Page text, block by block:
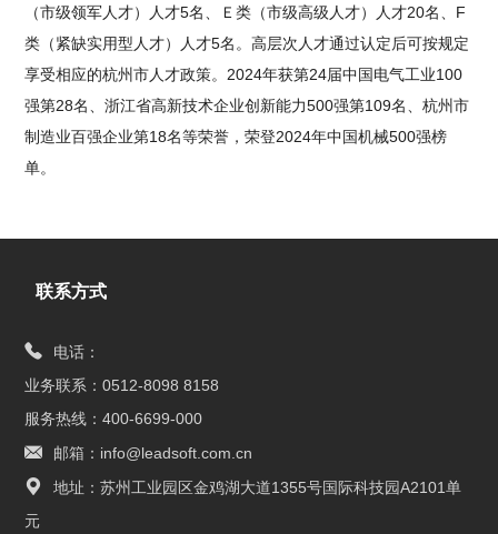
（市级领军人才）人才5名、Ｅ类（市级高级人才）人才20名、F
类（紧缺实用型人才）人才5名。高层次人才通过认定后可按规定
享受相应的杭州市人才政策。2024年获第24届中国电气工业100
强第28名、浙江省高新技术企业创新能力500强第109名、杭州市
制造业百强企业第18名等荣誉，荣登2024年中国机械500强榜
单。
联系方式
电话：
业务联系：0512-8098 8158
服务热线：400-6699-000
邮箱：info@leadsoft.com.cn
地址：苏州工业园区金鸡湖大道1355号国际科技园A2101单
元